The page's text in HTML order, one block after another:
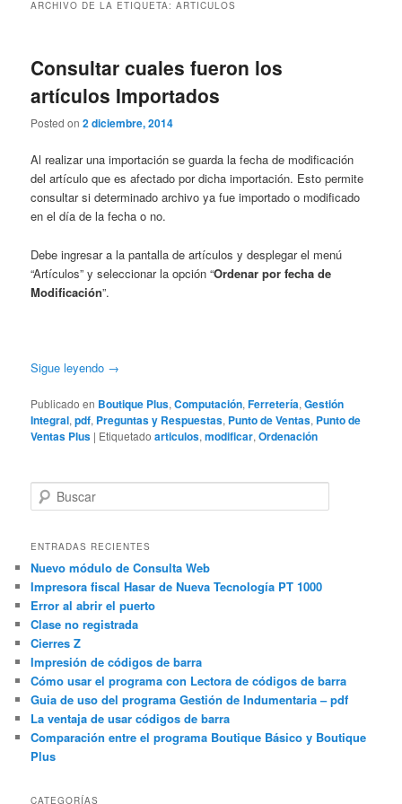
ARCHIVO DE LA ETIQUETA:ARTICULOS
Consultar cuales fueron los
artículos Importados
Posted on2 diciembre, 2014
Al realizar una importación se guarda la fecha de modificación
del artículo que es afectado por dicha importación. Esto permite
consultar si determinado archivo ya fue importado o modificado
en el día de la fecha o no.
Debe ingresar a la pantalla de artículos y desplegar el menú
“Artículos” y seleccionar la opción “Ordenar por fecha de
Modificación”.
Sigue leyendo →
Publicado en Boutique Plus,Computación,Ferretería,Gestión
Integral,pdf, Preguntas y Respuestas, Punto de Ventas, Punto de
Ventas Plus | Etiquetado articulos,modificar,Ordenación
u
c
r
ENTRADAS RECIENTES
Nuevo módulo de Consulta Web
Impresora fiscal Hasar de Nueva Tecnología PT 1000
Error al abrir el puerto
Clase no registrada
Cierres Z
Impresión de códigos de barra
Cómo usar el programa con Lectora de códigos de barra
Guia de uso del programa Gestión de Indumentaria – pdf
La ventaja de usar códigos de barra
Comparación entre el programa Boutique Básico y Boutique
Plus
CATEGORÍAS